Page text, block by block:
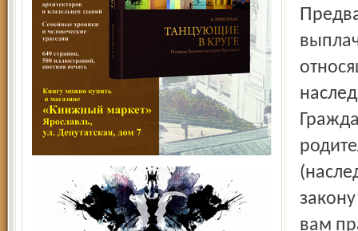
Предварительная компенсация по вкладам
вам